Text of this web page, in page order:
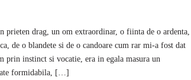
prieten drag, un om extraordinar, o fiinta de o ardenta,
de o blandete si de o candoare cum rar mi-a fost dat
prin instinct si vocatie, era in egala masura un
formidabila, […]